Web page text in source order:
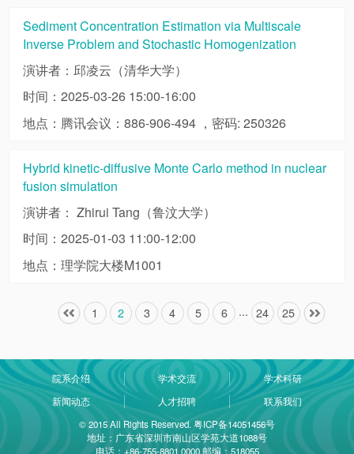
Sediment Concentration Estimation via Multiscale
Inverse Problem and Stochastic Homogenization
演讲者：邱凌云（清华大学）
时间：2025-03-26 15:00-16:00
地点：腾讯会议：886-906-494 ，密码: 250326
Hybrid kinetic-diffusive Monte Carlo method in nuclear
fusion simulation
演讲者： Zhirui Tang（鲁汶大学）
时间：2025-01-03 11:00-12:00
地点：理学院大楼M1001
1 2 3 4 5 6 ... 24 25
院系介绍 学术交流
学术科研
新闻动态
人才招聘
联系我们
© 2015 All Rights Reserved. 粤ICP备14051456号
地址：广东省深圳市南山区学苑大道1088号
电话：+86-755-8801 0000 邮编：518055